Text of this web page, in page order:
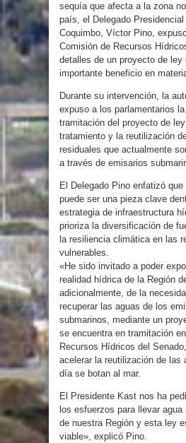
sequía que afecta a la zona
país, el Delegado
Coquimbo, Víctor Pino,
Comisión de Recursos
detalles de un proyecto de ley
importante beneficio en
Durante su intervención, la
expuso a los parlamentarios
tramitación del proyecto de ley
tratamiento y la reutilización
residuales que actualmente
a través de emisarios
El Delegado Pino enfatizó
puede ser una pieza clave
estrategia de infraestructura
prioriza la diversificación de
la resiliencia climática en las
vulnerables.
«He sido invitado a poder
realidad hídrica de la Región
adicionalmente, de la
recuperar las aguas de los
submarinos, mediante un
se encuentra en tramitación
Recursos Hídricos del
acelerar la reutilización de las
día se botan al mar.
El Presidente Kast nos ha
los esfuerzos para llevar
de nuestra Región y esta ley
viable», explicó Pino.